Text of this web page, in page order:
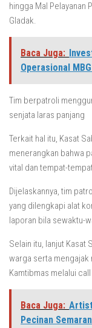
hingga Mal Pelayanan
Gladak.
Baca Juga:
Operasional
Tim berpatroli
senjata laras panjang
Terkait hal itu, Kasat
menerangkan bahwa
vital dan tempat-
Dijelaskannya, tim
yang dilengkapi alat
laporan bila sewaktu-
Selain itu, lanjut Kasat
warga serta mengajak
Kamtibmas melalui
Baca Juga:
Pecinan